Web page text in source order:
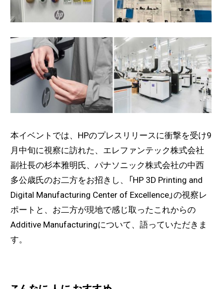
本イベントでは、HPのプレスリリースに衝撃を受け9
月中旬に視察に訪れた、エレファンテック株式会社
副社長の杉本雅明氏、パナソニック株式会社の中西
多公歳氏のお二方をお招きし、「HP 3D Printing and
Digital Manufacturing Center of Excellence」の視察レ
ポートと、お二方が現地で感じ取ったこれからの
Additive Manufacturingについて、語っていただきま
す。